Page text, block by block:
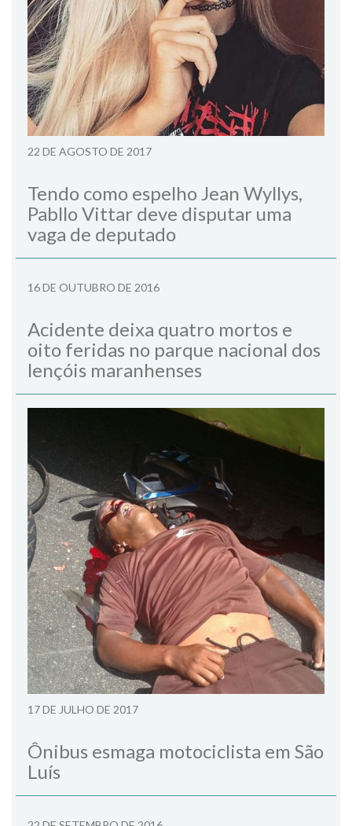
22 DE AGOSTO DE 2017
Tendo como espelho Jean Wyllys,
Pabllo Vittar deve disputar uma
vaga de deputado
16 DE OUTUBRO DE 2016
Acidente deixa quatro mortos e
oito feridas no parque nacional dos
lençóis maranhenses
17 DE JULHO DE 2017
Ônibus esmaga motociclista em São
Luís